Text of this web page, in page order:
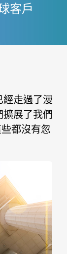
客戶
經走過了漫
擴展了我們
都沒有忽